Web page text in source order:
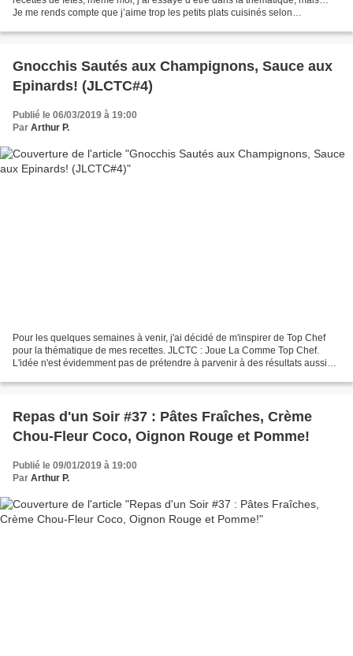
Je me rends compte que j’aime trop les petits plats cuisinés selon
Gnocchis Sautés aux Champignons, Sauce aux
Epinards! (JLCTC#4)
Publié le 06/03/2019 à 19:00
Par Arthur P.
Pour les quelques semaines à venir, j'ai décidé de m'inspirer de Top Chef
pour la thématique de mes recettes. JLCTC : Joue La Comme Top Chef.
L'idée n'est évidemment pas de prétendre à parvenir à des résultats aussi
Repas d'un Soir #37 : Pâtes Fraîches, Crème
Chou-Fleur Coco, Oignon Rouge et Pomme!
Publié le 09/01/2019 à 19:00
Par Arthur P.